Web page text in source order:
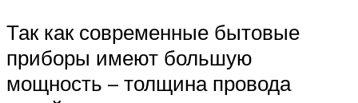
Так как современные бытовые
приборы имеют большую
мощность – толщина провода